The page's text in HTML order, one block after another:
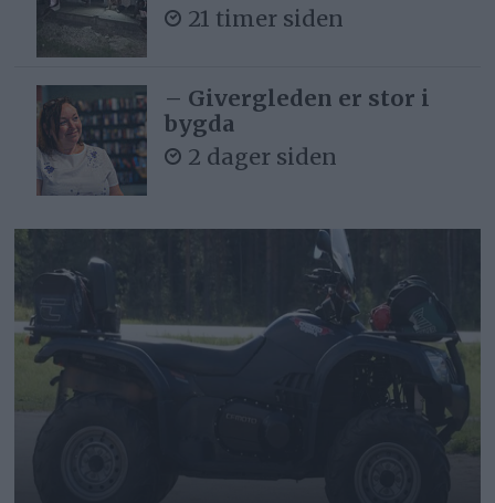
21 timer siden
– Givergleden er stor i
bygda
2 dager siden